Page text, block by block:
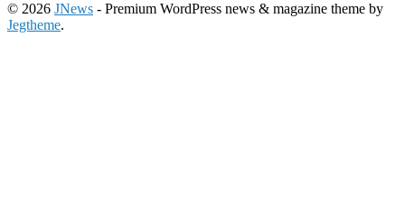
© 2026 JNews - Premium WordPress news & magazine theme by
Jegtheme.